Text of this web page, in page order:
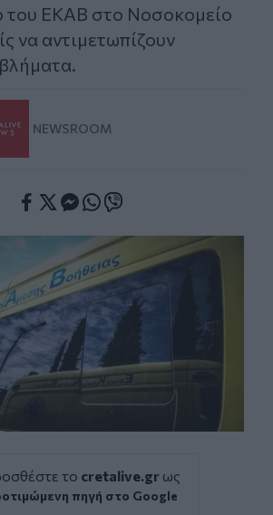
του ΕΚΑΒ στο Νοσοκομείο
να αντιμετωπίζουν
NEWSROOM
το cretalive.gr ως
πηγή στο Google